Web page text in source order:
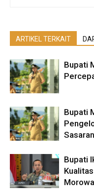
ARTIKEL TERKAIT
Bupati
Bupati
Sasaran
Bupati